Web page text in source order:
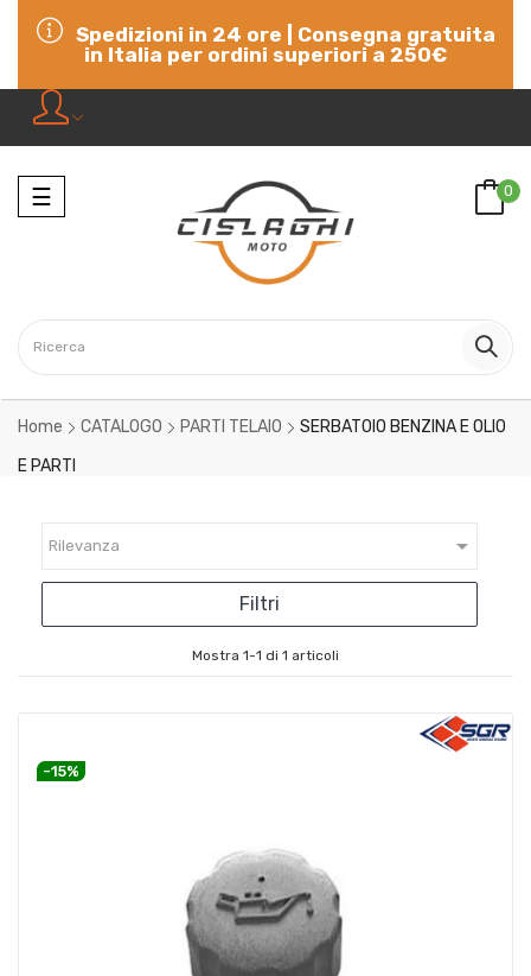
Spedizioni in 24 ore | Consegna gratuita
in Italia per ordini superiori a 250€
Navigazione
☰ 0
Home CATALOGO PARTI TELAIO
SERBATOIO BENZINA E OLIO
E PARTI
Rilevanza 
Filtri
Mostra 1-1 di 1 articoli
-15%